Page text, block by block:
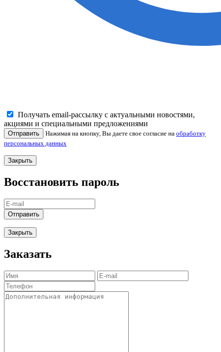
Получать email-рассылку с актуальными новостями,
акциями и специальными предложениями
Отправить Нажимая на кнопку, Вы даете свое согласие на обработку
персональных данных
Закрыть
Восстановить пароль
Отправить
Закрыть
Заказать